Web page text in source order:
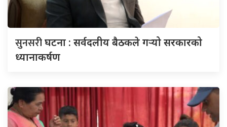
सुनसरीघटना : सर्वदलीय बैठकले गर्‍यो सरकारको
ध्यानाकर्षण